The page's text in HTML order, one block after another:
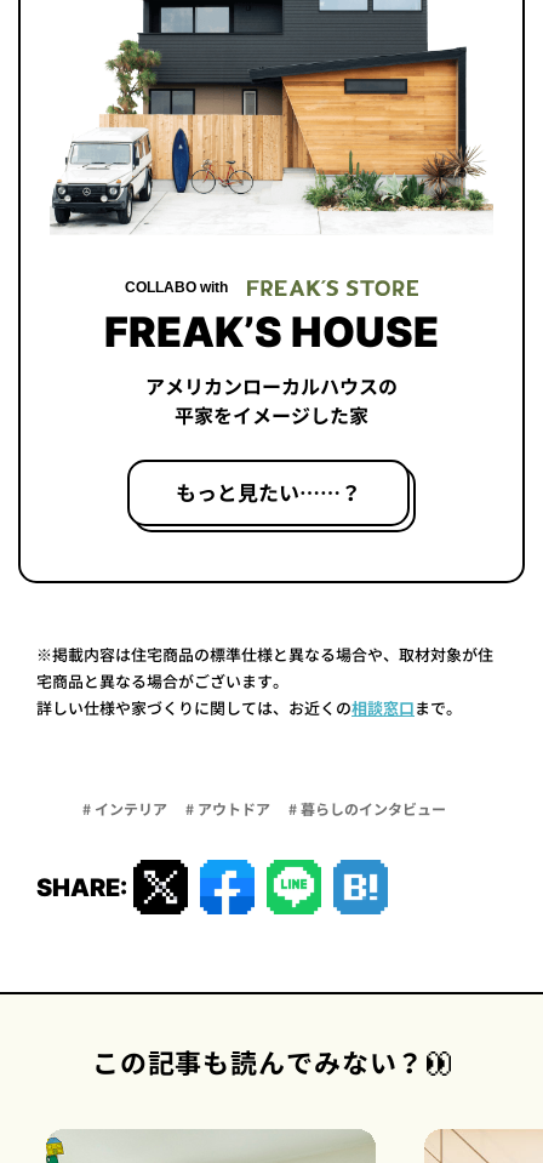
COLLABO with
FREAK’S HOUSE
アメリカンローカルハウスの
平家をイメージした家
もっと見たい……？
※掲載内容は住宅商品の標準仕様と異なる場合や、取材対象が住
宅商品と異なる場合がございます。
詳しい仕様や家づくりに関しては、お近くの相談窓口まで。
# インテリア # アウトドア # 暮らしのインタビュー
SHARE:
この記事も読んでみない？